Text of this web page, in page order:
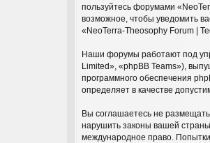
пользуйтесь форумами
возможное, чтобы уведомить
«NeoTerra-Theosophy Forum |
Наши форумы работают под
Limited», «phpBB Teams»),
программного обеспечения
определяет в качестве
Вы соглашаетесь не
нарушить законы вашей
международное право.